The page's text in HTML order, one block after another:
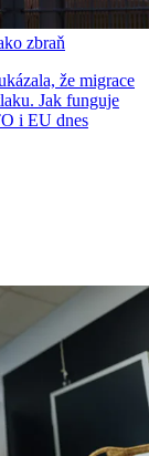
zbraň
že migrace
Jak funguje
i EU dnes